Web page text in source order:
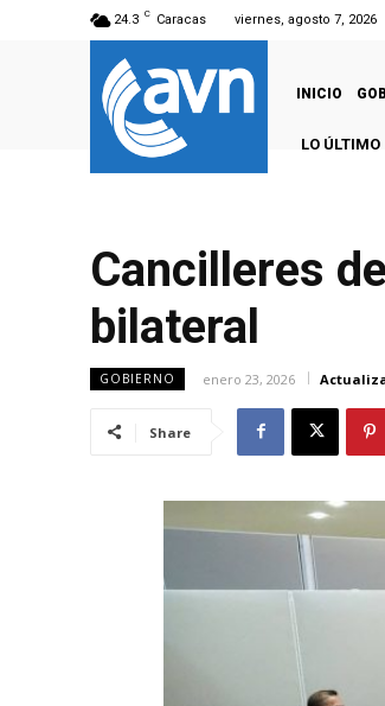
24.3 C Caracas viernes, agosto 7, 2026
INICIO
LO ÚLTIMO
Cancilleres
bilateral
GOBIERNO enero 23, 2026
Share